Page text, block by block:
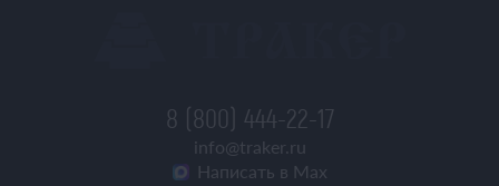
8 (800) 444-22-17
info@traker.ru
Написать в Max